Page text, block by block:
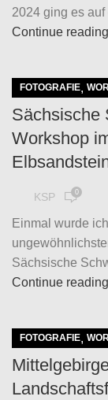
2024 ging es auf
Continue reading
FOTOGRAFIE,
Sächsische
Workshop
KSP 0
Einmal wurde
Sächsische
Continue reading
FOTOGRAFIE,